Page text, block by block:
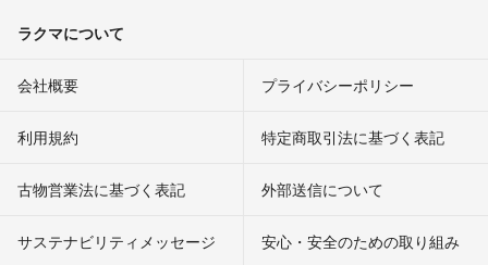
ラクマについて
会社概要 プライバシーポリシー
利用規約 特定商取引法に基づく表記
古物営業法に基づく表記 外部送信について
サステナビリティメッセージ 安心・安全のための取り組み